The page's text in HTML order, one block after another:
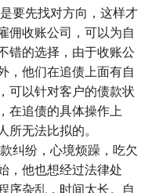
要先找对方向，这样才
佣收账公司，可以为自
错的选择，由于收账公
，他们在追债上面有自
可以针对客户的债款状
在追债的具体操作上
无法比拟的。
纠纷，心境烦躁，吃欠
，他也想经过法律处
序杂乱，时间太长。自